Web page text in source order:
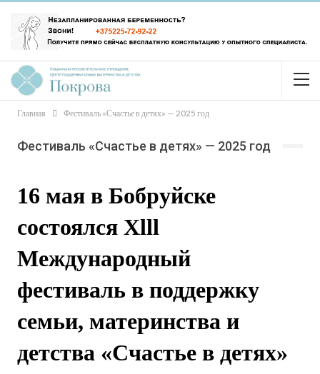
Главная Фестиваль «Счастье в детях» — 2025 год
Фестиваль «Счастье в детях» — 2025 год
16 мая в Бобруйске
состоялся Xlll
Международный
фестиваль в поддержку
семьи, материнства и
детства «Счастье в детях»